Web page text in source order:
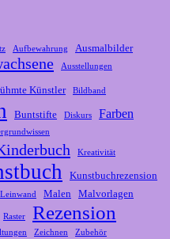
Aufbewahrung Ausmalbilder
Ausstellungen
Künstler Bildband
Buntstifte Diskurs Farben
Kreativität
Kunstbuchrezension
Leinwand Malen Malvorlagen
Raster Rezension
Zeichnen Zubehör